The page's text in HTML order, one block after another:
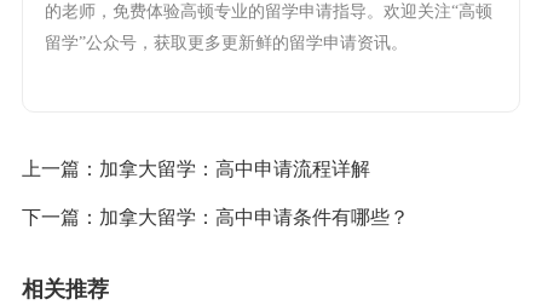
的老师，免费体验高顿专业的留学申请指导。欢迎关注“高顿
留学”公众号，获取更多更新鲜的留学申请资讯。
上一篇： 加拿大留学：高中申请流程详解
下一篇： 加拿大留学：高中申请条件有哪些？
相关推荐